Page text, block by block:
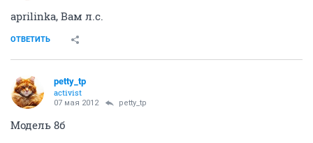
aprilinka, Вам л.с.
ОТВЕТИТЬ
petty_tp
activist
07 мая 2012 petty_tp
Модель 8б